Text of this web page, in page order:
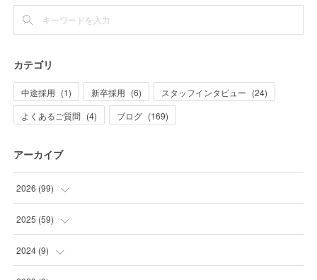
カテゴリ
中途採用 (1) 新卒採用 (6) スタッフインタビュー (24)
よくあるご質問 (4) ブログ (169)
アーカイブ
2026 (99)
(20 )
( 21
(
2025 (59)
( )
2024(9)